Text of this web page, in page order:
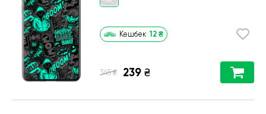
Кешбек 12 ₴
345 ₴ 239 ₴